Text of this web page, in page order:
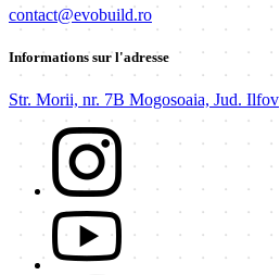
contact@evobuild.ro
Informations sur l'adresse
Str. Morii, nr. 7B Mogosoaia, Jud. Ilfov